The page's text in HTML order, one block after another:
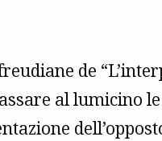
de
al lumicino